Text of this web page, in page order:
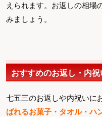
えられます。お返しの相場
みましょう。
おすすめのお返し・内祝
七五三のお返しや内祝いに
ばれるお菓子・タオル・ハ